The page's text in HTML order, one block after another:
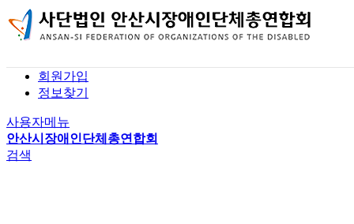
본문 바로가기
홈
회원가입
정보찾기
사용자메뉴
안산시장애인단체총연합회
검색
행복드림버스
사업 소개
행복드림버스 신청
채용정보(구인)
공지사항
자료실